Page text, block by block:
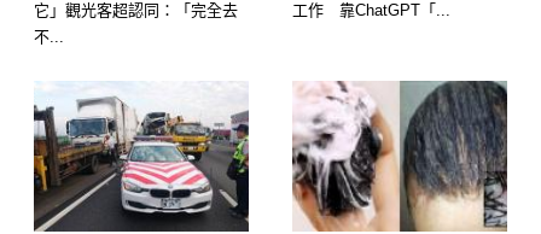
二、容易造成排水管堵塞
它」觀光客超認同：「完全去
不...
工作 靠ChatGPT「...